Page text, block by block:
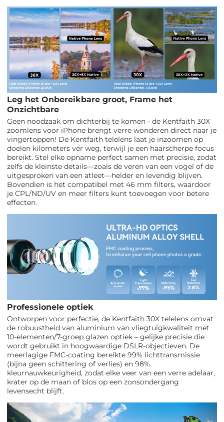
Leg het Onbereikbare groot, Frame het
Onzichtbare
Geen noodzaak om dichterbij te komen - de Kentfaith 30X
zoomlens voor iPhone brengt verre wonderen direct naar je
vingertoppen! De Kentfaith telelens laat je inzoomen op
doelen kilometers ver weg, terwijl je een haarscherpe focus
bereikt. Stel elke opname perfect samen met precisie, zodat
zelfs de kleinste details—zoals de veren van een vogel of de
uitgesproken van een atleet—helder en levendig blijven.
Bovendien is het compatibel met 46 mm filters, waardoor
je CPL/ND/UV en meer filters kunt toevoegen voor betere
effecten.
Professionele optiek
Ontworpen voor perfectie, de Kentfaith 30X telelens omvat
de robuustheid van aluminium van vliegtuigkwaliteit met
10-elementen/7-groep glazen optiek – gelijke precisie die
wordt gebruikt in hoogwaardige DSLR-objectieven. De
meerlagige FMC-coating bereikte 99% lichttransmissie
(bijna geen schittering of verlies) en 98%
kleurnauwkeurigheid, zodat elke veer van een verre adelaar,
krater op de maan of blos op een zonsondergang
levensecht blijft.
Vorig